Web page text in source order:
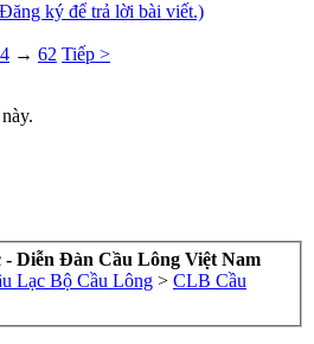
ký để trả lời bài viết.)
→ 62 Tiếp >
Diễn Đàn Cầu Lông Việt Nam
Lạc Bộ Cầu Lông > CLB Cầu